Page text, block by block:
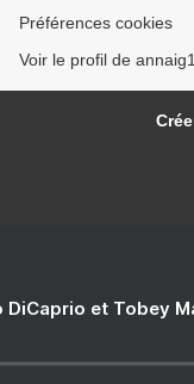
Préférences cookies
Voir le profil de
DiCaprio et Tobey